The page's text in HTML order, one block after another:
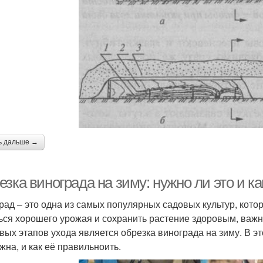
дальше →
винограда на зиму: нужно ли это и
– это одна из самых популярных садовых культур,
хорошего урожая и сохранить растение здоровым,
этапов ухода является обрезка винограда на зиму. В
и как её правильноить.